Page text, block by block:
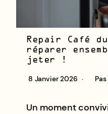
Repair Café
réparer
jeter !
8 Janvier 2026
Un moment